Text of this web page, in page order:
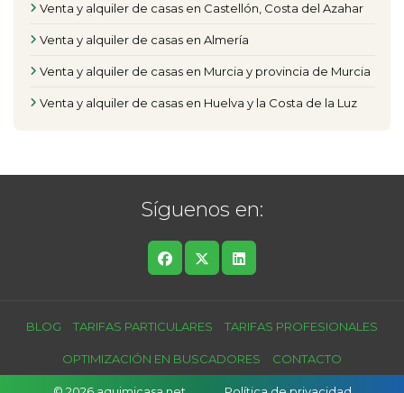
Venta y alquiler de casas en Castellón, Costa del Azahar
Venta y alquiler de casas en Almería
Venta y alquiler de casas en Murcia y provincia de Murcia
Venta y alquiler de casas en Huelva y la Costa de la Luz
Síguenos en:
BLOG TARIFAS PARTICULARES TARIFAS PROFESIONALES
OPTIMIZACIÓN EN BUSCADORES CONTACTO